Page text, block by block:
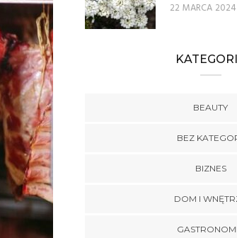
22 MARCA 2024
BEAUTY
BEZ
BIZNES
DOM I